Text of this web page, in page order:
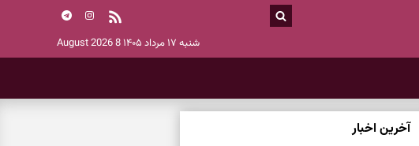
شنبه ۱۷ مرداد ۱۴۰۵ 8 August 2026
آخرین اخبار